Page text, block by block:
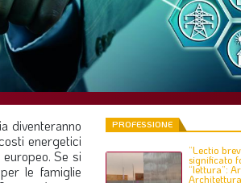
diventeranno
energetici
Se si
le famiglie
PROFESSIONE
“Lectio
significato
“lettura”:
Architettura